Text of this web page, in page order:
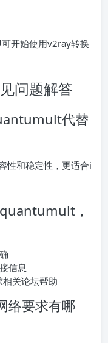
开始使用v2ray转换
问题解答
代替
性和稳定性，更适合i
，
信息
关论坛帮助
络要求有哪